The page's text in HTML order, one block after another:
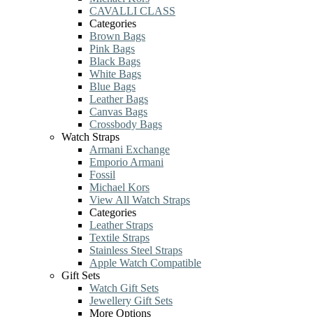
CAVALLI CLASS
Categories
Brown Bags
Pink Bags
Black Bags
White Bags
Blue Bags
Leather Bags
Canvas Bags
Crossbody Bags
Watch Straps
Armani Exchange
Emporio Armani
Fossil
Michael Kors
View All Watch Straps
Categories
Leather Straps
Textile Straps
Stainless Steel Straps
Apple Watch Compatible
Gift Sets
Watch Gift Sets
Jewellery Gift Sets
More Options